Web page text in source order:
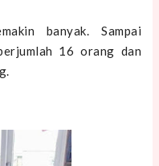
banyak. Sampai
16 orang dan